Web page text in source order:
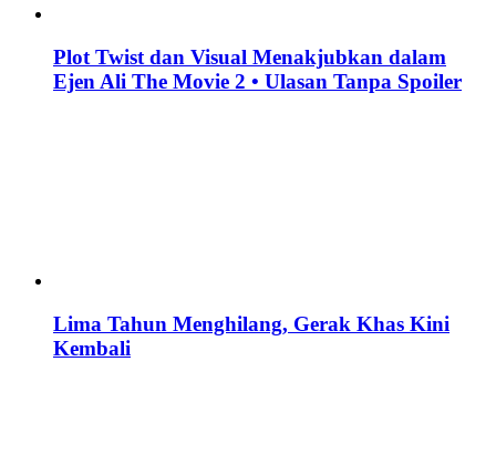
Plot Twist dan Visual Menakjubkan dalam
Ejen Ali The Movie 2 • Ulasan Tanpa Spoiler
Lima Tahun Menghilang, Gerak Khas Kini
Kembali